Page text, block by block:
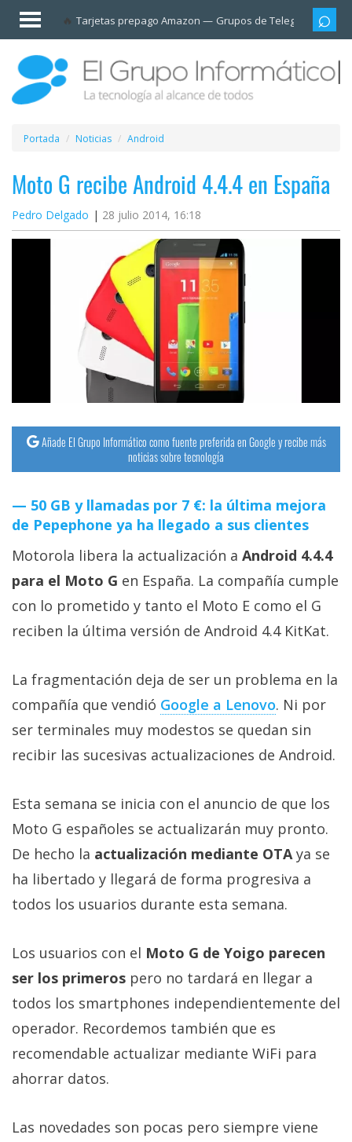
Tarjetas prepago Amazon Grupos de Telegram
Invitado
Iniciar
sesión /
Registrarse
Esenciales
Móviles
Ofertas
Apps
Plataformas
Operadores
Trucos
y
Ciberseguridad
Sistemas
operativos
+
Más
temas
Foros
Contacto
/
Sobre
/
Publicidad
/
Cambiar
opciones
de
privacidad
/
Legal
Portada Noticias Android
Moto G recibe Android 4.4.4 en España
Pedro Delgado 28 julio 2014, 16:18
Añade El Grupo Informático como fuente preferida en Google y recibe más
noticias sobre tecnología
50 GB y llamadas por 7 €: la última mejora
de Pepephone ya ha llegado a sus clientes
Motorola libera la actualización a Android 4.4.4
para el Moto G en España. La compañía cumple
con lo prometido y tanto el Moto E como el G
reciben la última versión de Android 4.4 KitKat.
La fragmentación deja de ser un problema en la
compañía que vendió Google a Lenovo. Ni por
ser terminales muy modestos se quedan sin
recibir las sucesivas actualizaciones de Android.
Esta semana se inicia con el anuncio de que los
Moto G españoles se actualizarán muy pronto.
De hecho la actualización mediante OTAya se
ha libertado y llegará de forma progresiva a
todos los usuarios durante esta semana.
Los usuarios con el Moto G de Yoigo parecen
ser los primeros pero no tardará en llegar a
todos los smartphones independientemente del
operador. Recordemos también que es
recomendable actualizar mediante WiFi para
ahorrar datos.
Las novedades son pocas pero siempre viene